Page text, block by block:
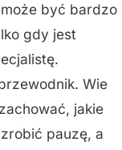
być bardzo
gdy jest
Wie
jakie
pauzę, a